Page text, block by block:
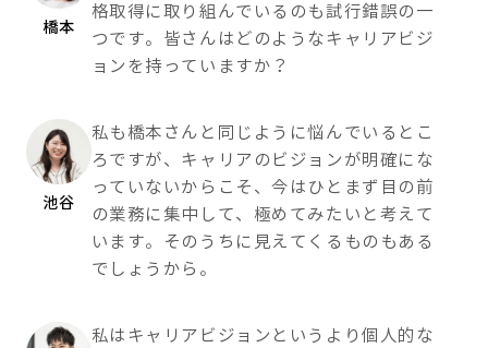
橋本
格取得に取り組んでいるのも試行錯誤の一
つです。皆さんはどのようなキャリアビジ
ョンを持っていますか？
池谷
私も橋本さんと同じように悩んでいるとこ
ろですが、キャリアのビジョンが明確にな
っていないからこそ、今はひとまず目の前
の業務に集中して、極めてみたいと考えて
います。そのうちに見えてくるものもある
でしょうから。
私はキャリアビジョンというより個人的な